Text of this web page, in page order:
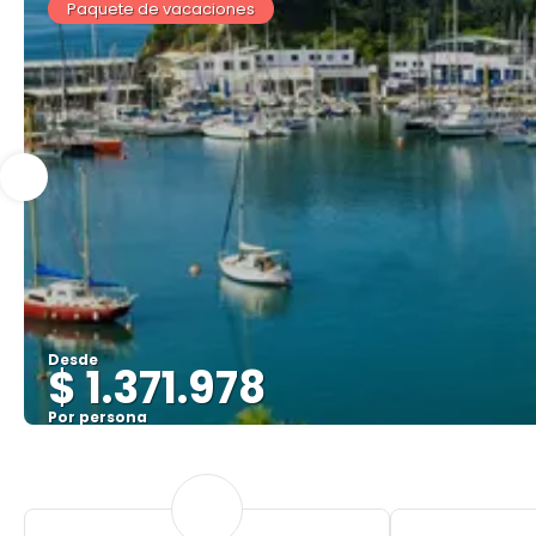
Paquete de vacaciones
Desde
$ 1.371.978
Por persona